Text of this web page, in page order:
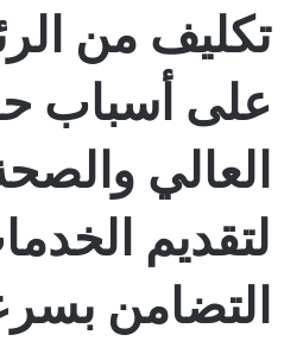
تكليف من
على أسباب
العالي
لتقديم
التضامن